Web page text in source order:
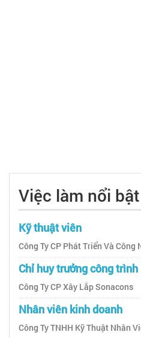
Việc làm nổi bật
Kỹ thuật viên
Công Ty CP Phát Triển Và Công
Chỉ huy trưởng công trình
Công Ty CP Xây Lắp Sonacons
Nhân viên kinh doanh
Công Ty TNHH Kỹ Thuật Nhân